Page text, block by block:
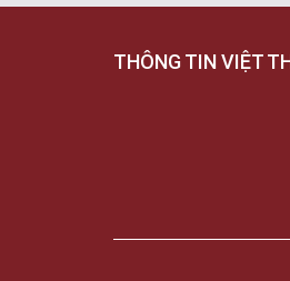
THÔNG TIN VIỆT